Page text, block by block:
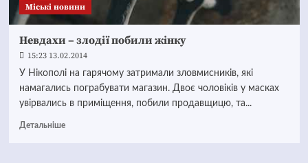
Mіські новини
Невдахи – злодії побили жінку
15:23 13.02.2014
У Нікополі на гарячому затримали зловмисників, які
намагались пограбувати магазин. Двоє чоловіків у масках
увірвались в приміщення, побили продавщицю, та...
Детальніше